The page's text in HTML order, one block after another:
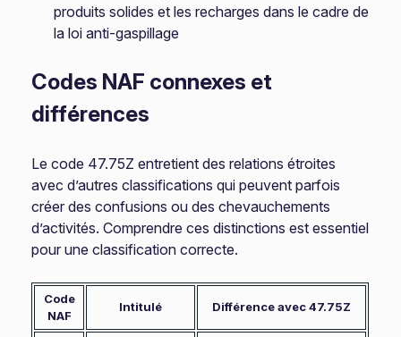
produits solides et les recharges dans le cadre de
la loi anti-gaspillage
Codes NAF connexes et
différences
Le code 47.75Z entretient des relations étroites
avec d’autres classifications qui peuvent parfois
créer des confusions ou des chevauchements
d’activités. Comprendre ces distinctions est essentiel
pour une classification correcte.
Code
NAF
Intitulé Différence avec 47.75Z